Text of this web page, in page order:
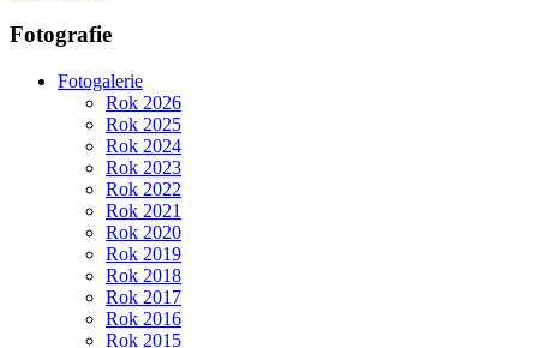
Fotografie
Fotogalerie
Rok 2026
Rok 2025
Rok 2024
Rok 2023
Rok 2022
Rok 2021
Rok 2020
Rok 2019
Rok 2018
Rok 2017
Rok 2016
Rok 2015